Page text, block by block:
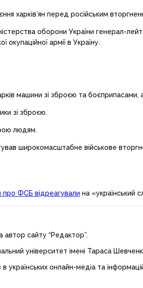
оборони України генерал-
армії в Україну.
машини зі зброєю та боєприпасами,
зі зброєю.
людям.
широкомасштабне військове
ФСБ відреагували на «український
автор сайту “Редактор”.
університет імені Тараса
українських онлайн-медіа та